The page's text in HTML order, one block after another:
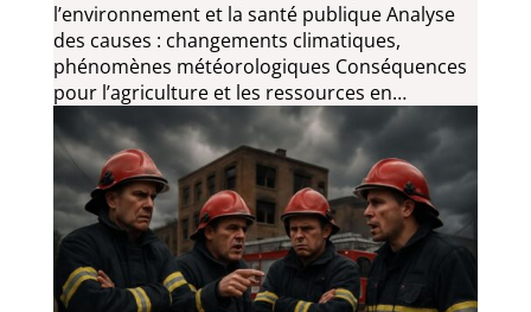
l’environnement et la santé publique Analyse
des causes : changements climatiques,
phénomènes météorologiques Conséquences
pour l’agriculture et les ressources en…